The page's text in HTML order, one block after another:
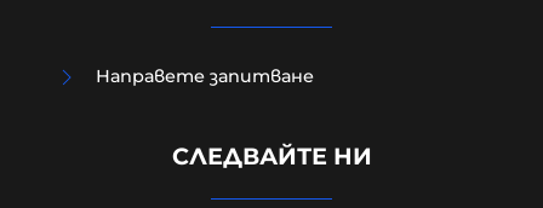
работи с първи коментар за
Направете запитване
СЛЕДВАЙТЕ НИ